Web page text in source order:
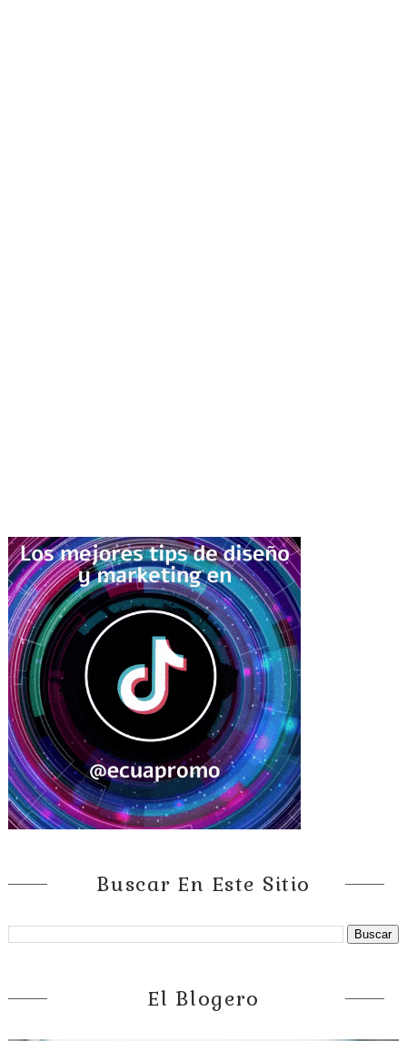
Buscar En Este Sitio
El Blogero